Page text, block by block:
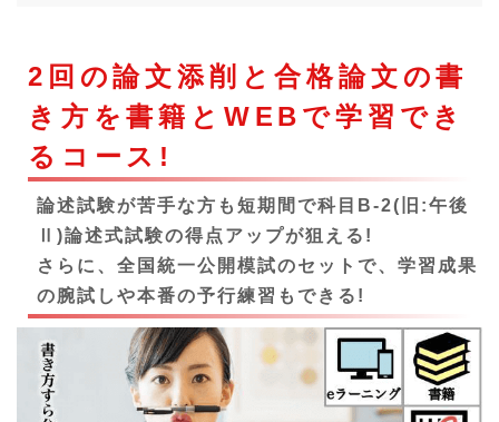
2回の論文添削と合格論文の書
き方を書籍とWEBで学習でき
るコース!
論述試験が苦手な方も短期間で科目B-2(旧:午後
Ⅱ)論述式試験の得点アップが狙える!
さらに、全国統一公開模試のセットで、学習成果
の腕試しや本番の予行練習もできる!